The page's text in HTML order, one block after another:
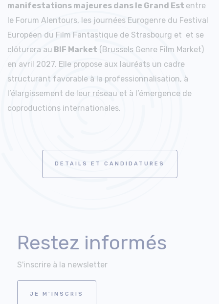
manifestations majeures dans le Grand Est entre
le Forum Alentours, les journées Eurogenre du Festival
Européen du Film Fantastique de Strasbourg et et se
clôturera au BIF Market (Brussels Genre Film Market)
en avril 2027. Elle propose aux lauréats un cadre
structurant favorable à la professionnalisation, à
l’élargissement de leur réseau et à l’émergence de
coproductions internationales.
DETAILS ET CANDIDATURES
Restez informés
S'inscrire à la newsletter
JE M'INSCRIS